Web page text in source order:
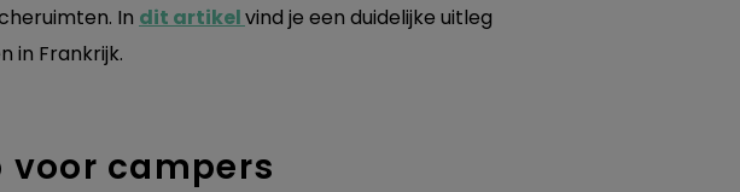
In dit artikelvind je een duidelijke uitleg
in Frankrijk.
voor campers